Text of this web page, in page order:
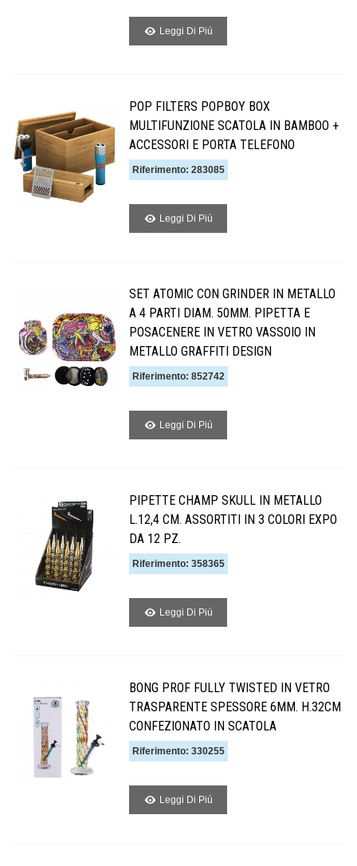
Leggi Di Piú
POP FILTERS POPBOY BOX
MULTIFUNZIONE SCATOLA IN BAMBOO +
ACCESSORI E PORTA TELEFONO
Riferimento: 283085
Leggi Di Piú
SET ATOMIC CON GRINDER IN METALLO
A 4 PARTI DIAM. 50MM. PIPETTA E
POSACENERE IN VETRO VASSOIO IN
METALLO GRAFFITI DESIGN
Riferimento: 852742
Leggi Di Piú
PIPETTE CHAMP SKULL IN METALLO
L.12,4 CM. ASSORTITI IN 3 COLORI EXPO
DA 12 PZ.
Riferimento: 358365
Leggi Di Piú
BONG PROF FULLY TWISTED IN VETRO
TRASPARENTE SPESSORE 6MM. H.32CM
CONFEZIONATO IN SCATOLA
Riferimento: 330255
Leggi Di Piú